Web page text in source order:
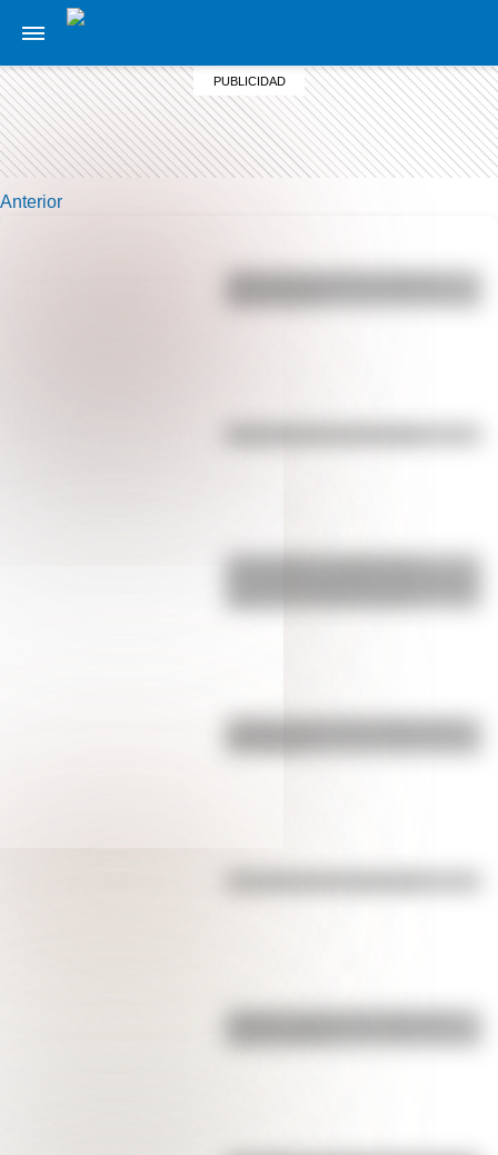
Anterior
¿Por qué los perros se ponen
17 de agosto: actividades y
¿Sabías cómo fue la infancia de
¿Sabías cuál fue la mascota de